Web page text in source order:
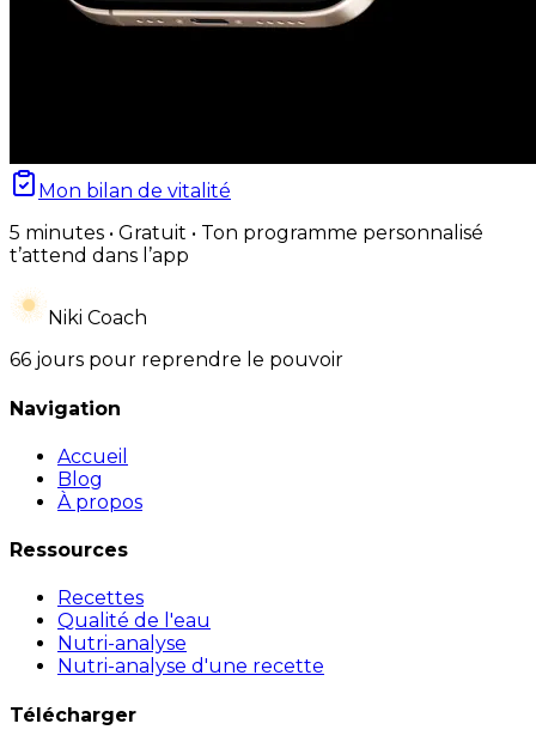
Mon bilan de vitalité
5 minutes • Gratuit • Ton programme personnalisé
t’attend dans l’app
Niki Coach
66 jours pour reprendre le pouvoir
Navigation
Accueil
Blog
À propos
Ressources
Recettes
Qualité de l'eau
Nutri-analyse
Nutri-analyse d'une recette
Télécharger